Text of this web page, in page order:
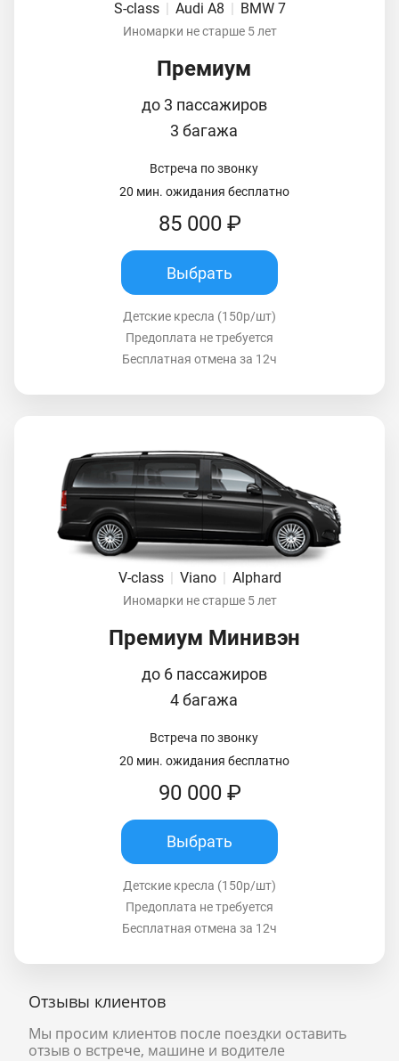
S-class | Audi A8 | BMW 7
Иномарки не старше 5 лет
Премиум
до 3 пассажиров
3 багажа
Встреча по звонку
20 мин. ожидания бесплатно
85 000 ₽
Выбрать
Детские кресла (150р/шт)
Предоплата не требуется
Бесплатная отмена за 12ч
V-class | Viano | Alphard
Иномарки не старше 5 лет
Премиум Минивэн
до 6 пассажиров
4 багажа
Встреча по звонку
20 мин. ожидания бесплатно
90 000 ₽
Выбрать
Детские кресла (150р/шт)
Предоплата не требуется
Бесплатная отмена за 12ч
Отзывы клиентов
Мы просим клиентов после поездки оставить
отзыв о встрече, машине и водителе